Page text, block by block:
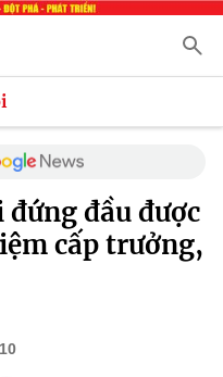
đầu được
cấp trưởng,